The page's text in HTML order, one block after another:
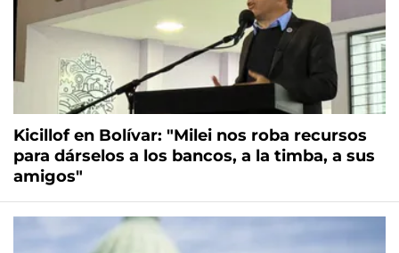
Kicillof en Bolívar: "Milei nos roba recursos
para dárselos a los bancos, a la timba, a sus
amigos"